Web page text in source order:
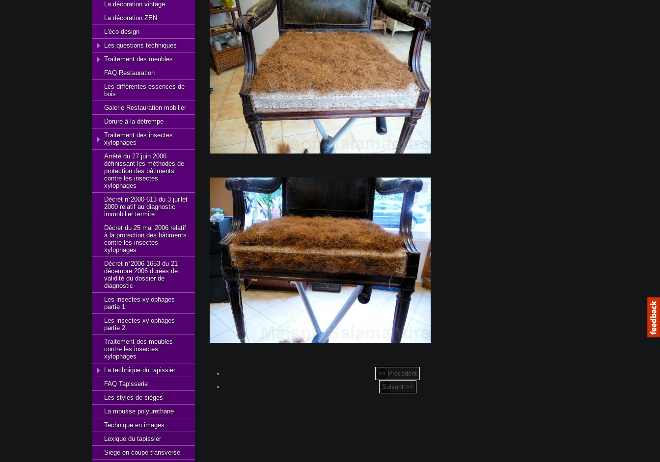
<< Précédent
Suivant >>
La décoration vintage
La décoration ZEN
L'éco-design
Les questions techniques
Traitement des meubles
FAQ Restauration
Les différentes essences de
bois
Galerie Restauration mobilier
Dorure à la détrempe
Traitement des insectes
xylophages
Arrêté du 27 juin 2006
définissant les méthodes de
protection des bâtiments
contre les insectes
xylophages
Décret n°2000-613 du 3 juillet
2000 relatif au diagnostic
immobilier termite
Décret du 25 mai 2006 relatif
à la protection des bâtiments
contre les insectes
xylophages
Décret n°2006-1653 du 21
décembre 2006 durées de
validité du dossier de
diagnostic
Les insectes xylophages
partie 1
Les insectes xylophages
partie 2
Traitement des meubles
contre les insectes
xylophages
La technique du tapissier
FAQ Tapisserie
Les styles de sièges
La mousse polyurethane
Technique en images
Lexique du tapissier
Siege en coupe transverse